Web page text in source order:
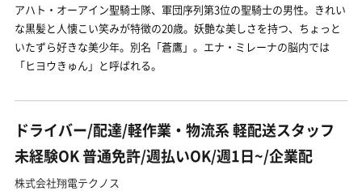
アハト・オーアイン聖騎士隊、軍団序列第3位の聖騎士の男性。きれい
な黒髪と人懐こい笑みが特徴の20歳。妖艶な美しさを持つ、ちょっと
いたずら好きな美少年。別名「蒼鷹」。エナ・ミレーナの脳内では
「ヒヨウきゅん」と呼ばれる。
ドライバー/配達/軽作業・物流系 軽配送スタッフ
未経験OK 普通免許/週払いOK/週1日~/企業配
株式会社翔電テクノス